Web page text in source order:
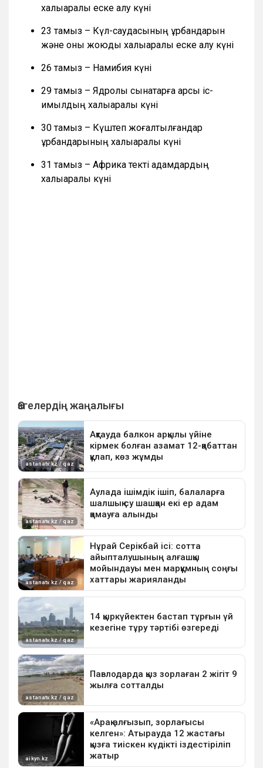
халықаралық еске алу күні
23 тамыз – Күл-саудасының құрбандарын
және оны жоюды халықаралық еске алу күні
26 тамыз – Намибия күні
29 тамыз – Ядролық сынақтарға қарсы іс-
қимылдың халықаралық күні
30 тамыз – Күштеп жоғалтылғандар
құрбандарының халықаралық күні
31 тамыз – Африка текті адамдардың
халықаралық күні